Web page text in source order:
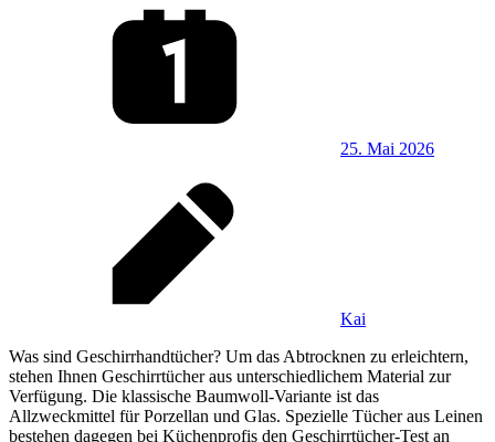
25. Mai 2026
Kai
Was sind Geschirrhandtücher? Um das Abtrocknen zu erleichtern,
stehen Ihnen Geschirrtücher aus unterschiedlichem Material zur
Verfügung. Die klassische Baumwoll-Variante ist das
Allzweckmittel für Porzellan und Glas. Spezielle Tücher aus Leinen
bestehen dagegen bei Küchenprofis den Geschirrtücher-Test an